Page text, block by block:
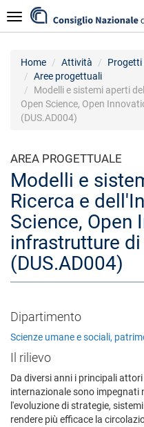
al
contenuto
Navigazione
Home Attività
Progetti
Aree progettuali
Modelli e sistemi aperti
Open Science, Open
(DUS.AD004)
AREA PROGETTUALE
Modelli e
Ricerca e
Science, Open
infrastrutture
(DUS.AD004)
Dipartimento
Scienze umane e sociali,
Il rilievo
Da diversi anni i principali
internazionale sono impegnati
l'evoluzione di strategie,
rendere più efficace la